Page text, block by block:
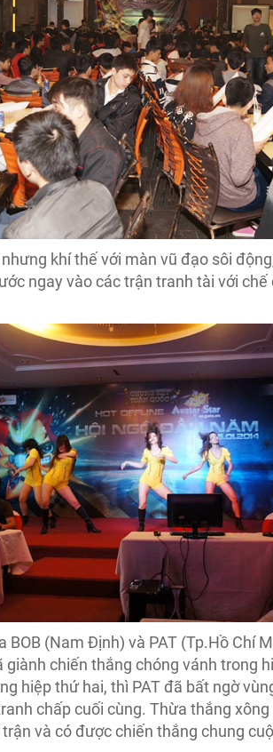
khí thế với màn vũ đạo sôi
ngay vào các trận tranh tài với
BOB (Nam Định) và PAT (Tp.Hồ Chí
giành chiến thắng chóng vánh trong
hiệp thứ hai, thì PAT đã bất ngờ
chấp cuối cùng. Thừa thắng
và có được chiến thắng chung